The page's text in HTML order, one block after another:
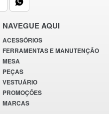
NAVEGUE AQUI
ACESSÓRIOS
FERRAMENTAS E MANUTENÇÃO
MESA
PEÇAS
VESTUÁRIO
PROMOÇÕES
MARCAS